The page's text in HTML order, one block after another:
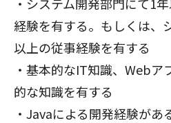
経験を有する。もしくは、
以上の従事経験を有する
・基本的なIT知識、Webア
的な知識を有する
・Javaによる開発経験があ